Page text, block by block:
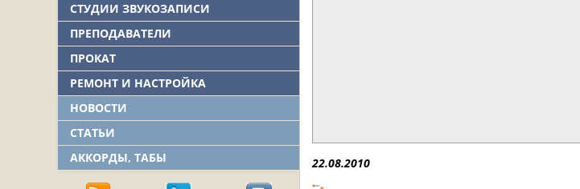
СТУДИИ ЗВУКОЗАПИСИ
ПРЕПОДАВАТЕЛИ
ПРОКАТ
РЕМОНТ И НАСТРОЙКА
НОВОСТИ
СТАТЬИ
АККОРДЫ, ТАБЫ
22.08.2010